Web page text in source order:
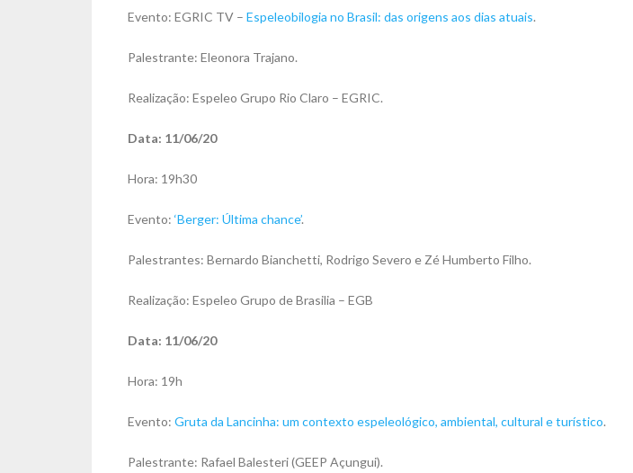
Evento: EGRIC TV – Espeleobilogia no Brasil: das origens aos dias atuais.
Palestrante: Eleonora Trajano.
Realização: Espeleo Grupo Rio Claro – EGRIC.
Data: 11/06/20
Hora: 19h30
Evento: ‘Berger: Última chance’.
Palestrantes: Bernardo Bianchetti, Rodrigo Severo e Zé Humberto Filho.
Realização: Espeleo Grupo de Brasilia – EGB
Data: 11/06/20
Hora: 19h
Evento: Gruta da Lancinha: um contexto espeleológico, ambiental, cultural e turístico.
Palestrante: Rafael Balesteri (GEEP Açungui).